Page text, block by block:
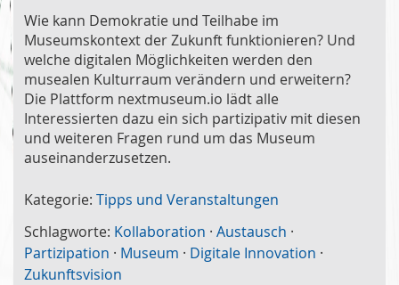
Wie kann Demokratie und Teilhabe im
Museumskontext der Zukunft funktionieren? Und
welche digitalen Möglichkeiten werden den
musealen Kulturraum verändern und erweitern?
Die Plattform nextmuseum.io lädt alle
Interessierten dazu ein sich partizipativ mit diesen
und weiteren Fragen rund um das Museum
auseinanderzusetzen.
Kategorie: Tipps und Veranstaltungen
Schlagworte: Kollaboration · Austausch ·
Partizipation · Museum · Digitale Innovation ·
Zukunftsvision